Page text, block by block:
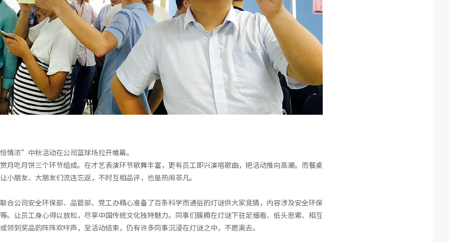
情浓”中秋活动在公司篮球场拉开帷幕。
月吃月饼三个环节组成。在才艺表演环节歌舞丰富，更有员工即兴演唱歌曲，把活动推向高潮。而餐桌
小朋友、大朋友们流连忘返，不时互相品评，也是热闹非凡。
合公司安全环保部、品管部、党工办精心准备了百条科学而通俗的灯谜供大家竞猜，内容涉及安全环保
。让员工身心得以放松，尽享中国传统文化独特魅力。同事们簇拥在灯谜下驻足细看、低头思索、相互
领到奖品的阵阵欢呼声，至活动结束，仍有许多同事沉浸在灯谜之中，不愿离去。